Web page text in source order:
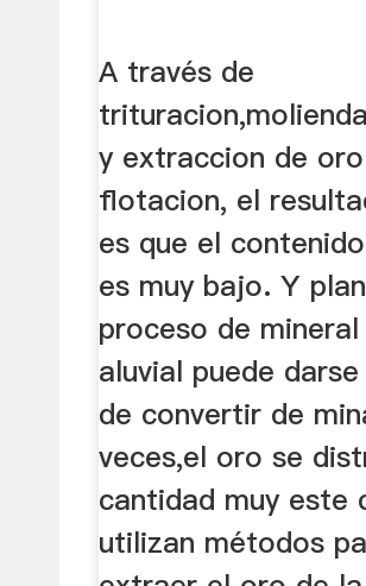
A través de
y extraccion de
flotacion, el
es que el
es muy bajo. Y
proceso de
aluvial puede
de convertir de
veces,el oro se
cantidad muy este
utilizan métodos